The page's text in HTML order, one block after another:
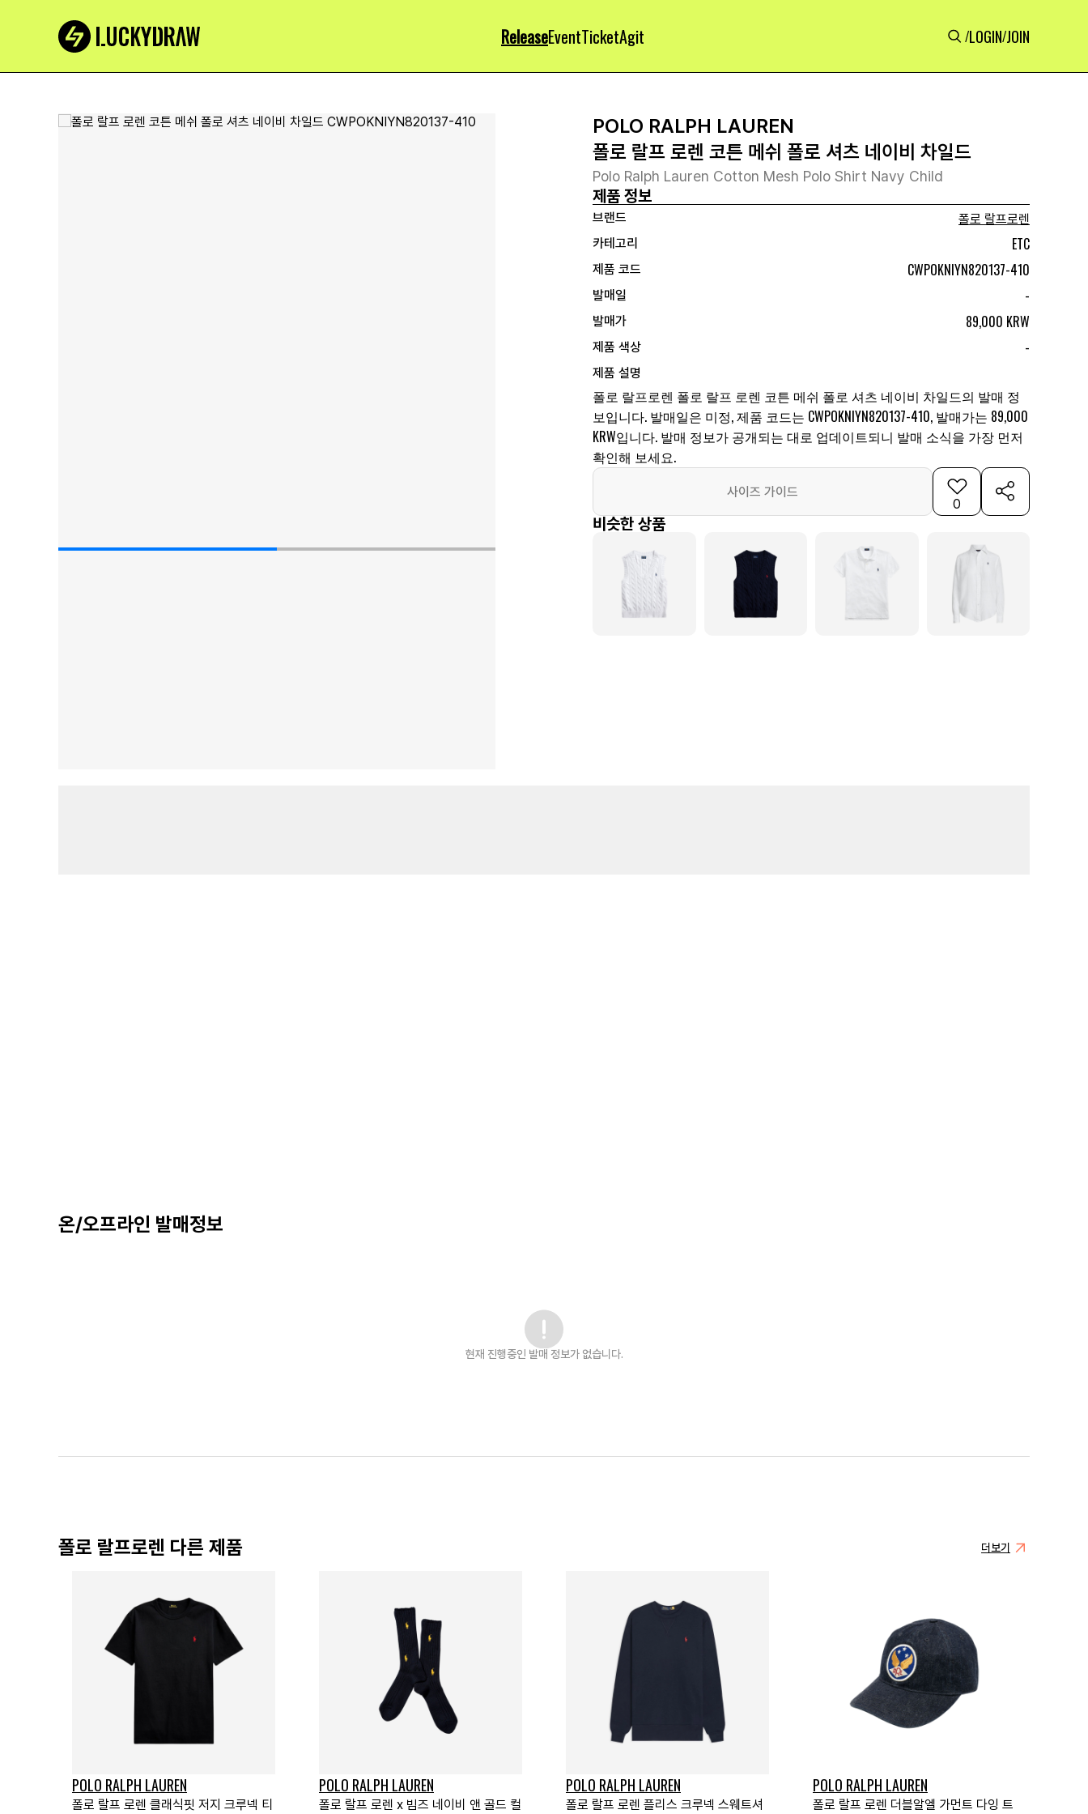
ReleaseEventTicketAgit /LOGIN/JOIN
POLO RALPH LAUREN
폴로 랄프 로렌 코튼 메쉬 폴로 셔츠 네이비 차일드
Polo Ralph Lauren Cotton Mesh Polo Shirt Navy Child
제품 정보
브랜드
폴로 랄프로렌
카테고리
ETC
제품 코드 CWPOKNIYN820137-410
발매일 -
발매가 89,000 KRW
제품 색상 -
제품 설명
폴로 랄프로렌 폴로 랄프 로렌 코튼 메쉬 폴로 셔츠 네이비 차일드의 발매 정
보입니다. 발매일은 미정, 제품 코드는 CWPOKNIYN820137-410, 발매가는 89,000
KRW입니다. 발매 정보가 공개되는 대로 업데이트되니 발매 소식을 가장 먼저
확인해 보세요.
사이즈 가이드
0
비슷한 상품
온/오프라인 발매정보
현재 진행중인 발매 정보가 없습니다.
폴로 랄프로렌 다른 제품 더보기
POLO RALPH LAUREN
폴로 랄프 로렌 클래식핏 저지 크루넥 티
POLO RALPH LAUREN
폴로 랄프 로렌 x 빔즈 네이비 앤 골드 컬
POLO RALPH LAUREN
폴로 랄프 로렌 플리스 크루넥 스웨트셔
POLO RALPH LAUREN
폴로 랄프 로렌 더블알엘 가먼트 다잉 트